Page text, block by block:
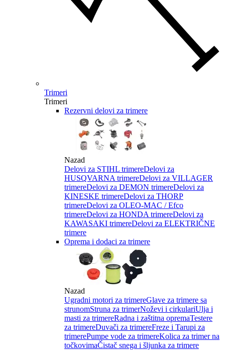
Trimeri
Trimeri
Rezervni delovi za trimere
Nazad
Delovi za STIHL trimereDelovi za
HUSQVARNA trimereDelovi za VILLAGER
trimereDelovi za DEMON trimereDelovi za
KINESKE trimereDelovi za THORP
trimereDelovi za OLEO-MAC / Efco
trimereDelovi za HONDA trimereDelovi za
KAWASAKI trimereDelovi za ELEKTRIČNE
trimere
Oprema i dodaci za trimere
Nazad
Ugradni motori za trimereGlave za trimere sa
strunomStruna za trimerNoževi i cirkulariUlja i
masti za trimereRadna i zaštitna opremaTestere
za trimereDuvači za trimereFreze i Tarupi za
trimerePumpe vode za trimereKolica za trimer na
točkovimaČistač snega i šljunka za trimere